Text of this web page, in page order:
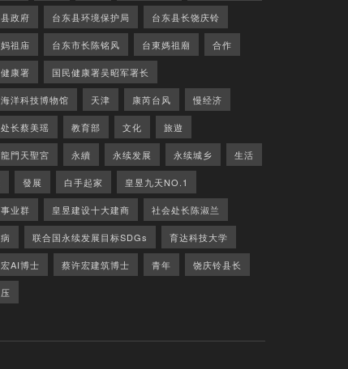
政府 台东县环境保护局 台东县长饶庆铃
祖庙 台东市长陈铭风 台東媽祖廟 合作
康署 国民健康署吴昭军署长
洋科技博物馆 天津 康芮台风 慢经济
长蔡美瑶 教育部 文化 旅遊
門天聖宮 永續 永续发展 永续城乡 生活
發展 白手起家 皇昱九天NO.1
业群 皇昱建设十大建商 社会处长陈淑兰
联合国永续发展目标SDGs 育达科技大学
AI博士 蔡许宏建筑博士 青年 饶庆铃县长